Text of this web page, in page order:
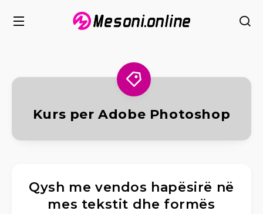
Kurs per Adobe Photoshop
Qysh me vendos hapësirë në
mes tekstit dhe formës